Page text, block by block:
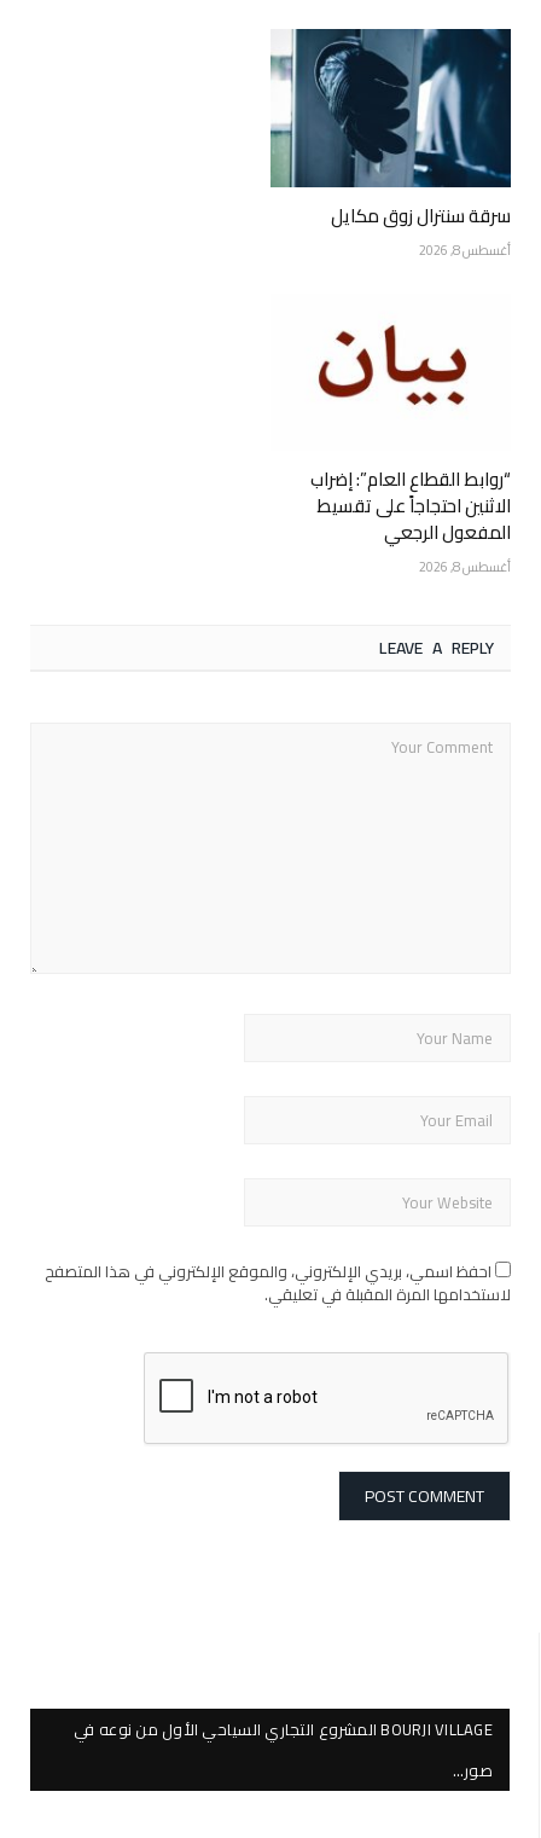
سرقة سنترال زوق مكايل
أغسطس 8, 2026
“روابط القطاع العام”: إضراب
الاثنين احتجاجاً على تقسيط
المفعول الرجعي
أغسطس 8, 2026
LEAVE A REPLY
احفظ اسمي، بريدي الإلكتروني، والموقع الإلكتروني في هذا المتصفح
لاستخدامها المرة المقبلة في تعليقي.
BOURJI VILLAGE المشروع التجاري السياحي الأول من نوعه في
صور…